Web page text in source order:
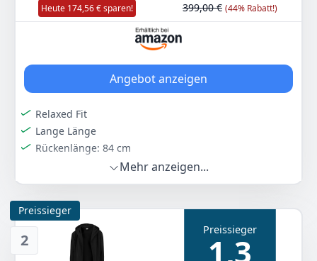
Heute 174,56 € sparen! 399,00 € (44% Rabatt!)
Angebot anzeigen
Relaxed Fit
Lange Länge
Rückenlänge: 84 cm
Hersteller
Schwarz BOSS -
UVP:
Mehr anzeigen...
2
Preissieger
Preissieger
1,3